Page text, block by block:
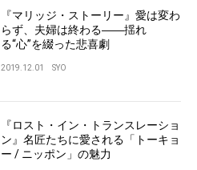
『マリッジ・ストーリー』愛は変わ
らず、夫婦は終わる――揺れ
る“心”を綴った悲喜劇
2019.12.01 SYO
『ロスト・イン・トランスレーショ
ン』名匠たちに愛される「トーキョ
ー / ニッポン」の魅力